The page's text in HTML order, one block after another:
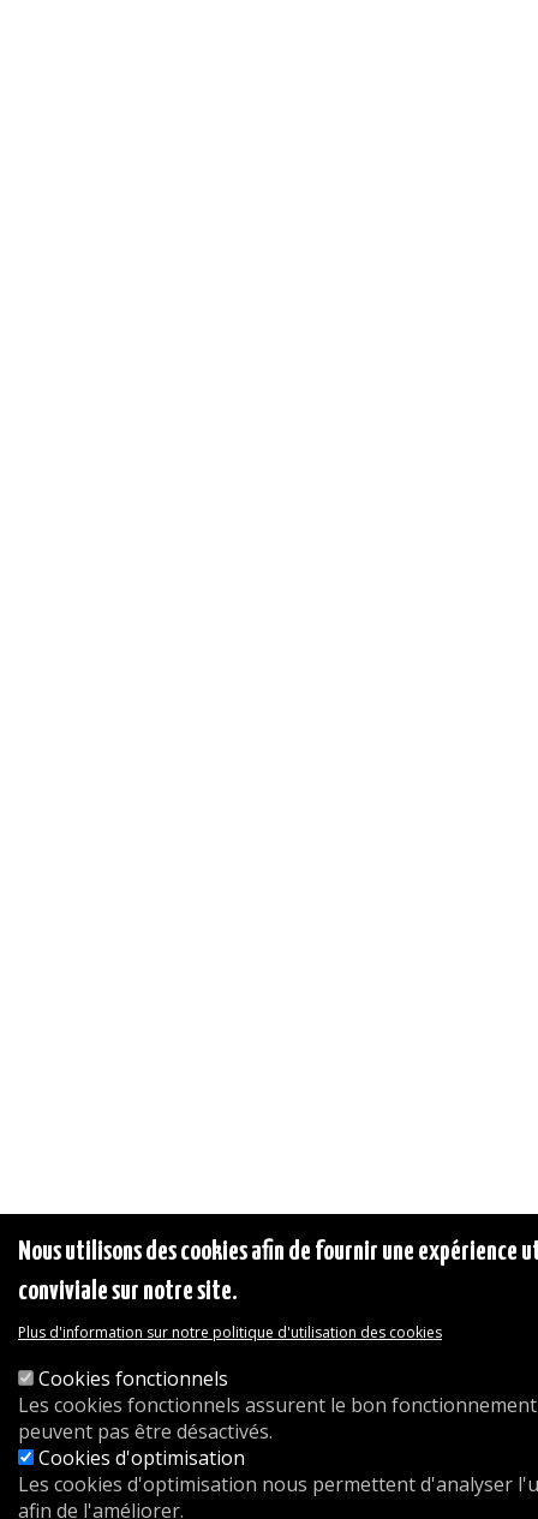
Nous utilisons des cookies afin de fournir une
conviviale sur notre site.
Plus d'information sur notre politique d'utilisation des cookies
Cookies fonctionnels
Les cookies fonctionnels assurent le bon
peuvent pas être désactivés.
Cookies d'optimisation
Les cookies d'optimisation nous permettent d'analyser
afin de l'améliorer.